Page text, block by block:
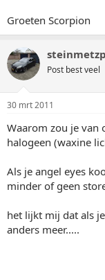
Groeten Scorpion
Post best veel
30 mrt 2011
Waarom zou je van
halogeen (waxine
Als je angel eyes
minder of geen
het lijkt mij dat als
anders meer.....